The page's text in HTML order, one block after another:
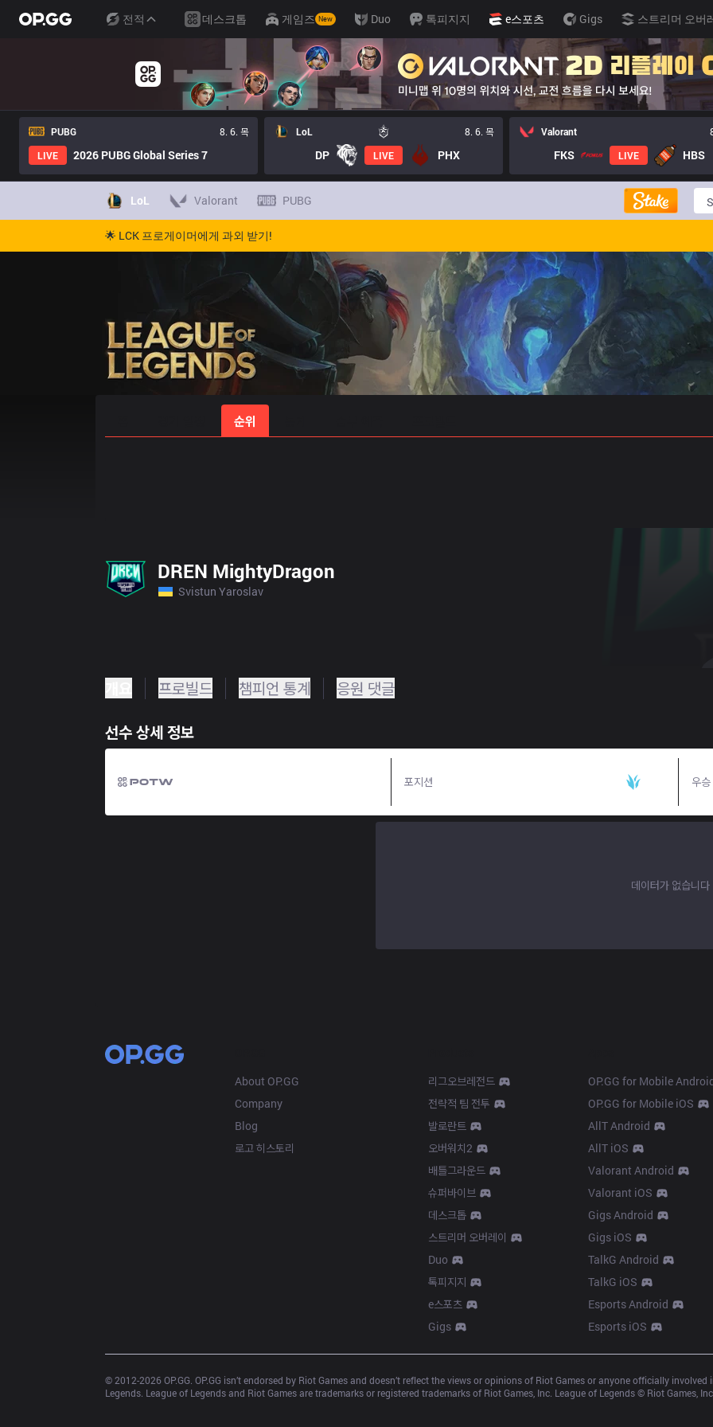
전적 데스크톱 게임즈 New Duo 톡피지지 e스포츠 Gigs 스트리머 오버
PUBG
8. 6. 목
LIVE
2026 PUBG Global Series 7
LoL 8. 6. 목
DP LIVE PHX
Valorant
FKS LIVE HBS
LoL Valorant PUBG
🌟 LCK 프로게이머에게 과외 받기!
순위
DREN MightyDragon
Svistun Yaroslav
프로빌드 챔피언 통계 응원 댓글
선수 상세 정보
포지션 우승
데이터가 없습니다
About OP.GG
Company
Blog
로고 히스토리
리그오브레전드
전략적 팀 전투
발로란트
오버워치2
배틀그라운드
슈퍼바이브
데스크톱
스트리머 오버레이
Duo
톡피지지
e스포츠
Gigs
OP.GG for Mobile
OP.GG for Mobile iOS
AllT Android
AllT iOS
Valorant Android
Valorant iOS
Gigs Android
Gigs iOS
TalkG Android
TalkG iOS
Esports Android
Esports iOS
© 2012-2026 OP.GG. OP.GG isn’t endorsed by Riot Games and doesn’t reflect the views or opinions of Riot Games or anyone officially
Legends. League of Legends and Riot Games are trademarks or registered trademarks of Riot Games, Inc. League of Legends © Riot Games, Inc.